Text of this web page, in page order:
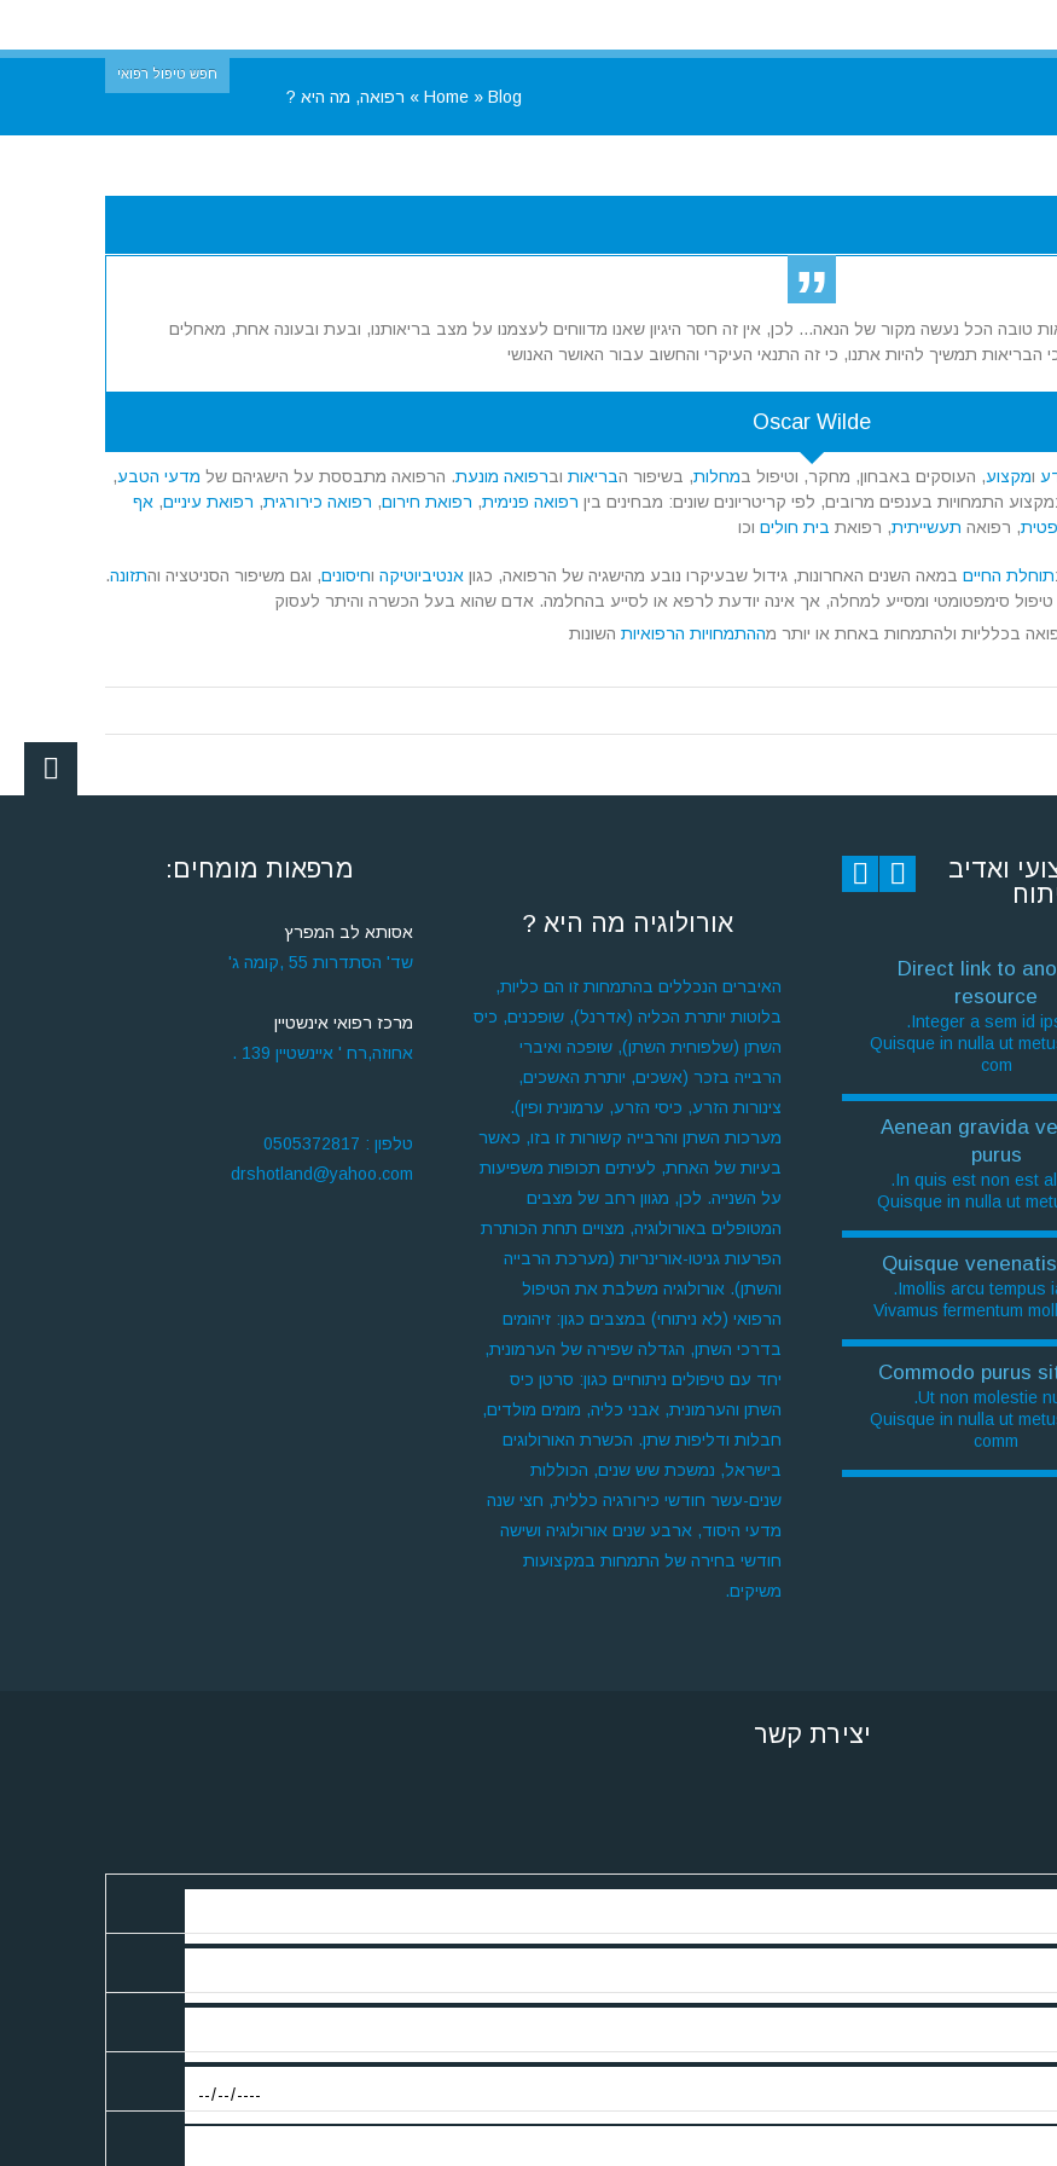
חפש טיפול רפואי
Home » Blog
» רפואה, מה היא ?
טובה הכל נעשה מקור של הנאה... לכן, אין זה חסר היגיון שאנו מדווחים לעצמנו על מצב בריאותנו, ובעת ובעונה אחת, מאחלים
הבריאות תמשיך להיות אתנו, כי זה התנאי העיקרי והחשוב עבור האושר האנושי
Oscar Wilde
ומקצוע, העוסקים באבחון, מחקר, וטיפול במחלות, בשיפור הבריאות וברפואה מונעת. הרפואה מתבססת על הישגיהם של מדעי הטבע,
התמחויות בענפים מרובים, לפי קריטריונים שונים: מבחינים בין רפואה פנימית, רפואת חירום, רפואה כירורגית, רפואת עיניים, אף
, רפואה תעשייתית, רפואת בית חולים וכו
תוחלת החיים במאה השנים האחרונות, גידול שבעיקרו נובע מהישגיה של הרפואה, כגון אנטיביוטיקה וחיסונים, וגם משיפור הסניטציה והתזונה.
סימפטומטי ומסייע למחלה, אך אינה יודעת לרפא או לסייע בהחלמה. אדם שהוא בעל הכשרה והיתר לעסוק
בכלליות ולהתמחות באחת או יותר מההתמחויות הרפואיות השונות
ואדיב
Direct link to
resource
Integer a sem id
Quisque in nulla ut
com
Aenean gravida
purus
In quis est non est
Quisque in nulla ut
Quisque
Imollis arcu tempus
Vivamus fermentum
Commodo purus
Ut non molestie
Quisque in nulla ut
comm
אורולוגיה מה היא ?
האיברים הנכללים בהתמחות זו הם כליות,
בלוטות יותרת הכליה (אדרנל), שופכנים, כיס
השתן (שלפוחית השתן), שופכה ואיברי
הרבייה בזכר (אשכים, יותרת האשכים,
צינורות הזרע, כיסי הזרע, ערמונית ופין).
מערכות השתן והרבייה קשורות זו בזו, כאשר
בעיות של האחת, לעיתים תכופות משפיעות
על השנייה. לכן, מגוון רחב של מצבים
המטופלים באורולוגיה, מצויים תחת הכותרת
הפרעות גניטו-אורינריות (מערכת הרבייה
והשתן). אורולוגיה משלבת את הטיפול
הרפואי (לא ניתוחי) במצבים כגון: זיהומים
בדרכי השתן, הגדלה שפירה של הערמונית,
יחד עם טיפולים ניתוחיים כגון: סרטן כיס
השתן והערמונית, אבני כליה, מומים מולדים,
חבלות ודליפות שתן. הכשרת האורולוגים
בישראל, נמשכת שש שנים, הכוללות
שנים-עשר חודשי כירורגיה כללית, חצי שנה
מדעי היסוד, ארבע שנים אורולוגיה ושישה
חודשי בחירה של התמחות במקצועות
משיקים.
מרפאות מומחים:
אסותא לב המפרץ
שד' הסתדרות 55 ,קומה ג'
מרכז רפואי אינשטיין
אחוזה,רח ' איינשטיין 139 .
טלפון : 0505372817
drshotland@yahoo.com
יצירת קשר